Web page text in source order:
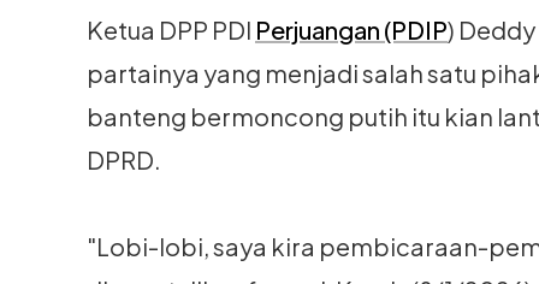
Ketua DPP PDI Perjuangan (PDIP)
partainya yang menjadi salah satu
banteng bermoncong putih itu kian
DPRD.
"Lobi-lobi, saya kira pembicaraan-